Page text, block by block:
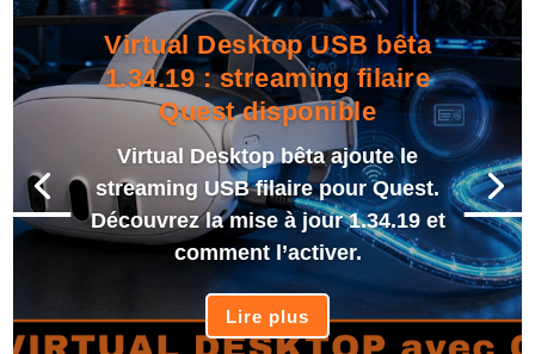
Virtual Desktop USB bêta
1.34.19 : streaming filaire
Quest disponible
Virtual Desktop bêta ajoute le
streaming USB filaire pour Quest.
Découvrez la mise à jour 1.34.19 et
comment l’activer.
Lire plus